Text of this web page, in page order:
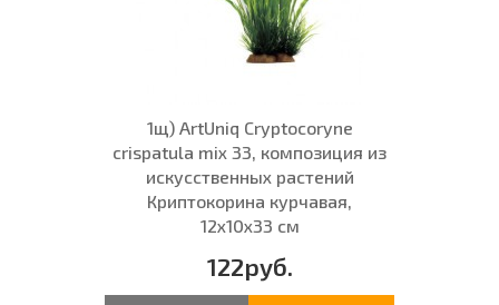
1щ) ArtUniq Cryptocoryne
crispatula mix 33, композиция из
искусственных растений
Криптокорина курчавая,
12x10x33 см
122руб.